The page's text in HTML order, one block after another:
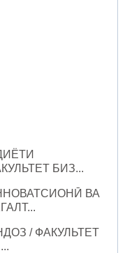
БИЗ...
ВА
/ ФАКУЛЬТЕТ